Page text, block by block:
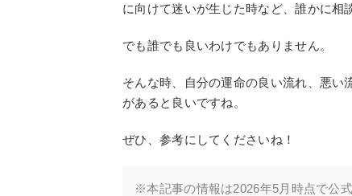
に向けて迷いが生じた時など、誰かに相
でも誰でも良いわけでもありません。
そんな時、自分の運命の良い流れ、悪い
があると良いですね。
ぜひ、参考にしてくださいね！
※本記事の情報は2026年5月時点で公